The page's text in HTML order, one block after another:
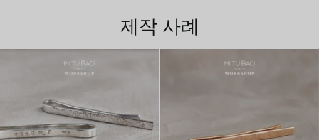
제작 사례